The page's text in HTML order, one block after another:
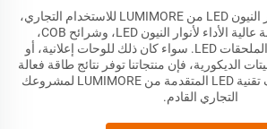
تم تصميم شرائط وأنوار النيون LED من LUMIMORE للاستخدام التجاري،
حيث تقدم تقنية مرنة عالية الأداء لأنوار النيون LED، وشرائح COB،
ومجموعة متنوعة من الملحقات LED. سواء كان ذلك للوحات إعلانية، أو
الديكورية، فإن منتجاتنا توفر نتائج طاقة فعالة
وبصرية مذهلة. اكتشف تقنية LED المتقدمة من LUMIMORE لمشروعك
التجاري القادم.